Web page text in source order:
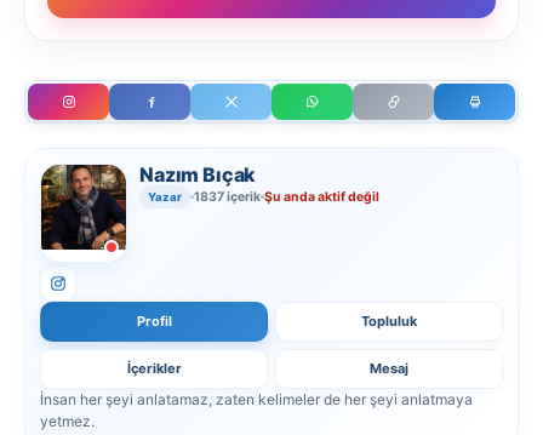
Nazım Bıçak
Yazar 1837 içerik Şu anda aktif değil
Profil Topluluk
İçerikler Mesaj
İnsan her şeyi anlatamaz, zaten kelimeler de her şeyi anlatmaya
yetmez.